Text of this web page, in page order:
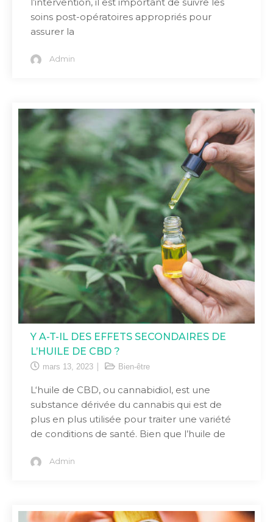
l’intervention, il est important de suivre les
soins post-opératoires appropriés pour
assurer la
Admin
Y A-T-IL DES EFFETS SECONDAIRES DE
L’HUILE DE CBD ?
mars 13, 2023 Bien-être
L‘huile de CBD, ou cannabidiol, est une
substance dérivée du cannabis qui est de
plus en plus utilisée pour traiter une variété
de conditions de santé. Bien que l’huile de
Admin